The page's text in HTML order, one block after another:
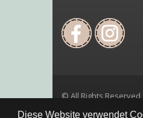
Diese Website verwendet
© All Rights